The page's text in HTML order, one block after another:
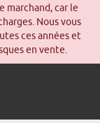
marchand, car le
Nous vous
ces années et
en vente.